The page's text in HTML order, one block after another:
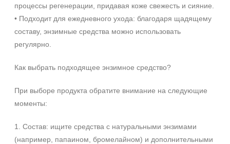
20 мл
Показать еще
Ингредиенты
DMAE
Вечер
процессы регенерации, придавая коже свежесть и сияние.
• Подходит для ежедневного ухода: благодаря щадящему
составу, энзимные средства можно использовать
регулярно.
Как выбрать подходящее энзимное средство?
При выборе продукта обратите внимание на следующие
моменты:
1. Состав: ищите средства с натуральными энзимами
(например, папаином, бромелайном) и дополнительными
+7 (929) 933-09-89